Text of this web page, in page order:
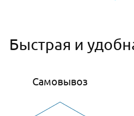
Быстрая и
Самовывоз